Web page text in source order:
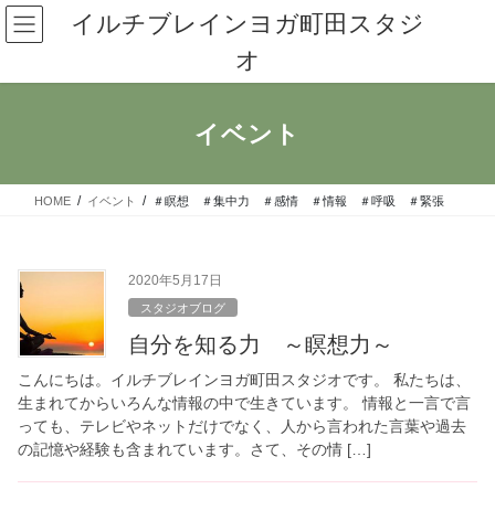
コ
ン
ン
ナ
ビ
ー
イルチブレインヨガ町田スタジ
オ
イベント
HOME イベント ＃瞑想 ＃集中力 ＃感情 ＃情報 ＃呼吸 ＃緊張
2020年5月17日
スタジオブログ
自分を知る力 ～瞑想力～
こんにちは。イルチブレインヨガ町田スタジオです。 私たちは、
生まれてからいろんな情報の中で生きています。 情報と一言で言
っても、テレビやネットだけでなく、人から言われた言葉や過去
の記憶や経験も含まれています。さて、その情 […]